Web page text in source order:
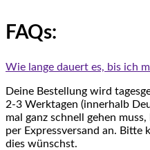
FAQs:
Wie lange dauert es, bis ich
Deine Bestellung wird
2-3 Werktagen (innerhalb
mal ganz schnell gehen
per Expressversand an. Bitte
dies wünschst.